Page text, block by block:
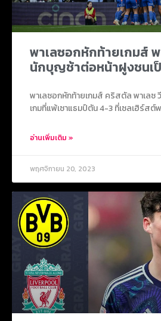
พาเลซอกหักท้ายเกมส์
นักบุญช้าต่อหน้าฝูงชนเ
พาเลซอกหักท้ายเกมส์ คริสตัล พาเลซ
เกมที่แพ้เซาแธมป์ตัน 4-3 ที่เซลเฮิร์สต์
อ่านเพิ่มเติม »
พฤศจิกายน 20, 2023